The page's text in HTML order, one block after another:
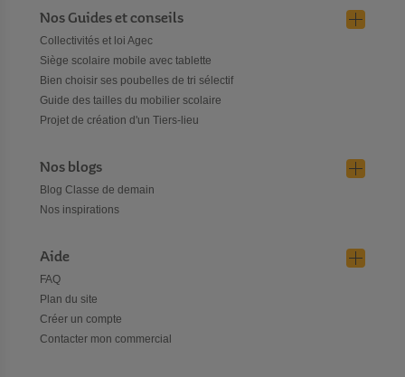
Nos Guides et conseils
Collectivités et loi Agec
Siège scolaire mobile avec tablette
Bien choisir ses poubelles de tri sélectif
Guide des tailles du mobilier scolaire
Projet de création d'un Tiers-lieu
Nos blogs
Blog Classe de demain
Nos inspirations
Aide
FAQ
Plan du site
Créer un compte
Contacter mon commercial